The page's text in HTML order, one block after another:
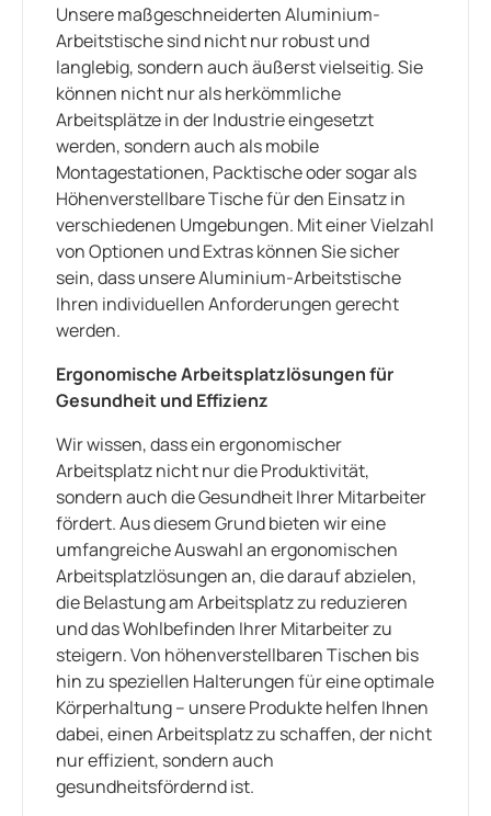
Unsere maßgeschneiderten Aluminium-
Arbeitstische sind nicht nur robust und
langlebig, sondern auch äußerst vielseitig. Sie
können nicht nur als herkömmliche
Arbeitsplätze in der Industrie eingesetzt
werden, sondern auch als mobile
Montagestationen, Packtische oder sogar als
Höhenverstellbare Tische für den Einsatz in
verschiedenen Umgebungen. Mit einer Vielzahl
von Optionen und Extras können Sie sicher
sein, dass unsere Aluminium-Arbeitstische
Ihren individuellen Anforderungen gerecht
werden.
Ergonomische Arbeitsplatzlösungen für
Gesundheit und Effizienz
Wir wissen, dass ein ergonomischer
Arbeitsplatz nicht nur die Produktivität,
sondern auch die Gesundheit Ihrer Mitarbeiter
fördert. Aus diesem Grund bieten wir eine
umfangreiche Auswahl an ergonomischen
Arbeitsplatzlösungen an, die darauf abzielen,
die Belastung am Arbeitsplatz zu reduzieren
und das Wohlbefinden Ihrer Mitarbeiter zu
steigern. Von höhenverstellbaren Tischen bis
hin zu speziellen Halterungen für eine optimale
Körperhaltung – unsere Produkte helfen Ihnen
dabei, einen Arbeitsplatz zu schaffen, der nicht
nur effizient, sondern auch
gesundheitsfördernd ist.